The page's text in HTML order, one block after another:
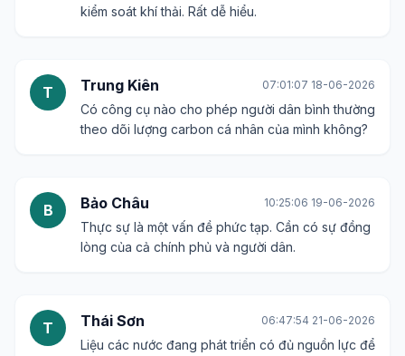
kiểm soát khí thải. Rất dễ hiểu.
T Trung Kiên 07:01:07 18-06-2026
Có công cụ nào cho phép người dân bình thường
theo dõi lượng carbon cá nhân của mình không?
B Bảo Châu 10:25:06 19-06-2026
Thực sự là một vấn đề phức tạp. Cần có sự đồng
lòng của cả chính phủ và người dân.
T Thái Sơn 06:47:54 21-06-2026
Liệu các nước đang phát triển có đủ nguồn lực để